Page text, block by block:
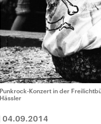
Punkrock-Konzert in der
Hässler
04.09.2014